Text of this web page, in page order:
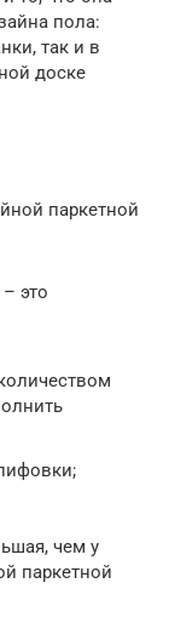
пола:
так и в
доске
паркетной
это
чем у
паркетной